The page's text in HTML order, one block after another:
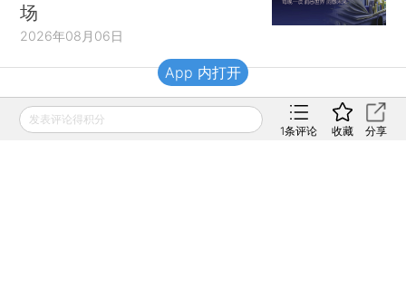
场
2026年08月06日
财新移动
发表评论得积分
1条评论 收藏 分享
App 内打开